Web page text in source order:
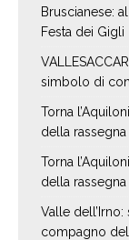
Bruscianese:
Festa dei Gigli
simbolo di
Torna
della
Torna
della
Valle
compagno